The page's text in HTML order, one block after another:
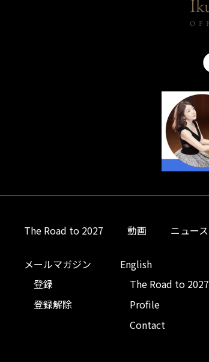
The Road to 2027 動画 ニュース
メールマガジン
登録
登録解除
English
The Road to 2027
Profile
Contact